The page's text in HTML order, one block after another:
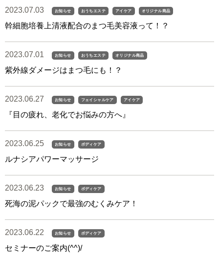
2023.07.03 お知らせ おうちエステ アイケア オリジナル商品
幹細胞培養上清液配合のまつ毛美容液って！？
2023.07.01 お知らせ おうちエステ オリジナル商品
紫外線ダメージはまつ毛にも！？
2023.06.27 お知らせ フェイシャルケア アイケア
『目の疲れ、老化でお悩みの方へ』
2023.06.25 お知らせ ボディケア
ルナシアパワーマッサージ
2023.06.23 お知らせ ボディケア
死海の泥パックで最強のむくみケア！
2023.06.22 お知らせ ボディケア
セミナーのご案内(^^)/